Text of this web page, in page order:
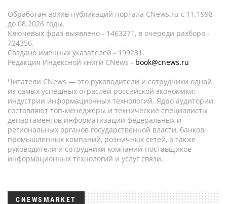
Обработан архив публикаций портала CNews.ru c 11.1998
до 08.2026 годы.
Ключевых фраз выявлено - 1463271, в очереди разбора -
724356.
Создано именных указателей - 199231.
Редакция Индексной книги CNews - book@cnews.ru
Читатели CNews — это руководители и сотрудники одной
из самых успешных отраслей российской экономики:
индустрии информационных технологий. Ядро аудитории
составляют топ-менеджеры и технические специалисты
департаментов информатизации федеральных и
региональных органов государственной власти, банков,
промышленных компаний, розничных сетей, а также
руководители и сотрудники компаний-поставщиков
информационных технологий и услуг связи.
CNEWSMARKET